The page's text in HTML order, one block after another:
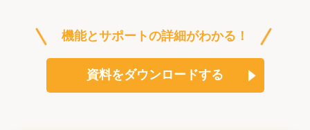
機能とサポートの詳細がわかる！
資料をダウンロードする